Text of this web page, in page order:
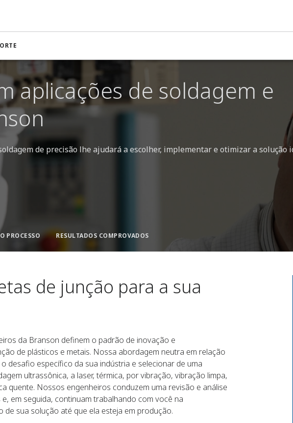
em aplicação de soldagem de precisão
aplicações de soldagem e
de precisão lhe ajudará a escolher, implementar e otimizar a solução
PROCESSO RESULTADOS COMPROVADOS
de junção para a sua
da Branson definem o padrão de inovação e
de plásticos e metais. Nossa abordagem neutra em relação
desafio específico da sua indústria e selecionar de uma
ultrassônica, a laser, térmica, por vibração, vibração limpa,
quente. Nossos engenheiros conduzem uma revisão e análise
em seguida, continuam trabalhando com você na
sua solução até que ela esteja em produção.